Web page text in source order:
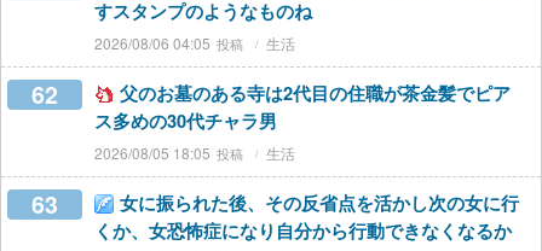
すスタンプのようなものね
2026/08/06 04:05 生活
62
父のお墓のある寺は2代目の住職が茶金髪でピア
ス多めの30代チャラ男
2026/08/05 18:05 生活
63
女に振られた後、その反省点を活かし次の女に行
くか、女恐怖症になり自分から行動できなくなるか